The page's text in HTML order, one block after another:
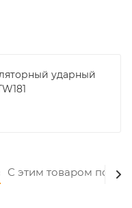
ударный
С этим товаром